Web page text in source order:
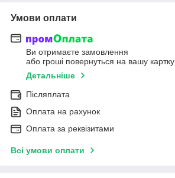
Умови оплати
Ви отримаєте замовлення
або гроші повернуться на вашу картку
Детальніше
Післяплата
Оплата на рахунок
Оплата за реквізитами
Всі умови оплати